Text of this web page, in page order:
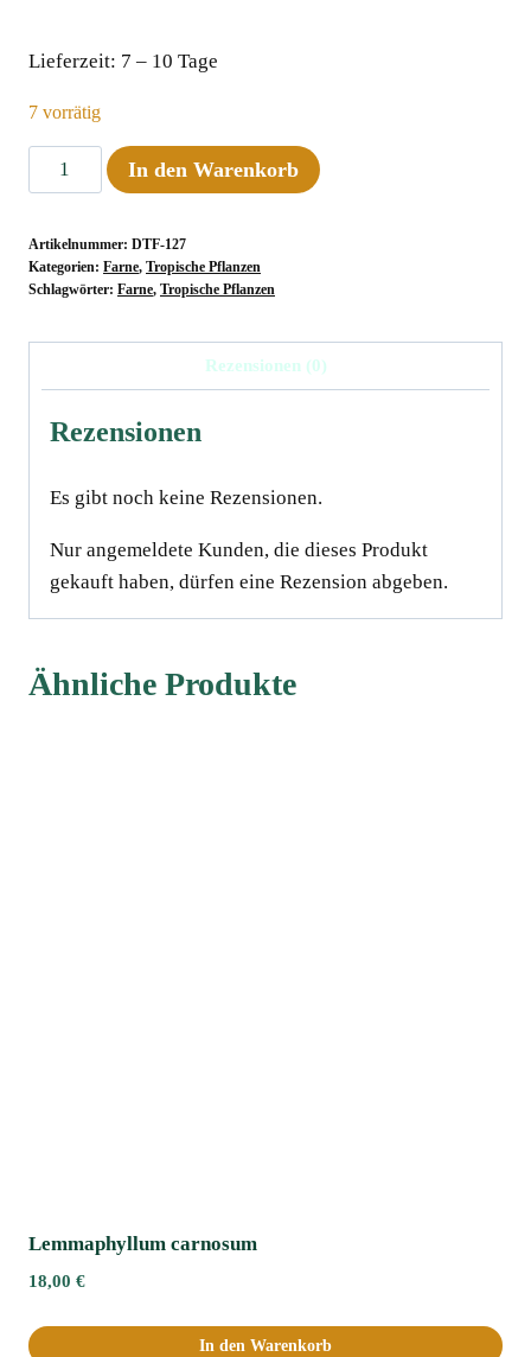
Lieferzeit: 7 – 10 Tage
7 vorrätig
Platycerium
bifurcatum
willinckii
"Ginka"
In den Warenkorb
Artikelnummer: DTF-127
Kategorien: Farne, Tropische Pflanzen
Schlagwörter: Farne, Tropische Pflanzen
Rezensionen (0)
Rezensionen
Es gibt noch keine Rezensionen.
Nur angemeldete Kunden, die dieses Produkt
gekauft haben, dürfen eine Rezension abgeben.
Ähnliche Produkte
Lemmaphyllum carnosum
18,00 €
In den Warenkorb